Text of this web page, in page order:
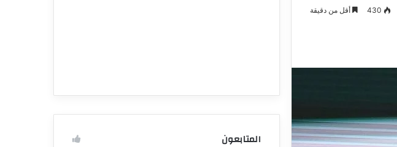
430 أقل من دقيقة
المتابعون